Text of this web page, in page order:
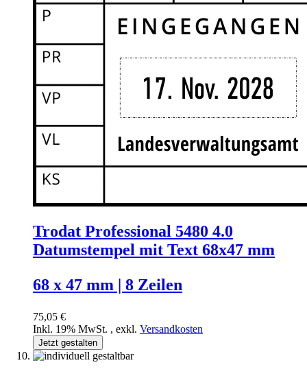
Trodat Professional 5480 4.0
Datumstempel mit Text 68x47 mm
68 x 47 mm | 8 Zeilen
75,05 €
Inkl. 19% MwSt. , exkl. Versandkosten
Jetzt gestalten